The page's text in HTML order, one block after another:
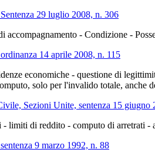
29 luglio 2008, n. 306
accompagnamento - Condizione -
14 aprile 2008, n. 115
economiche - questione di
solo per l'invalido totale, anche
Sezioni Unite, sentenza 15 giugno
limiti di reddito - computo di arretrati -
9 marzo 1992, n. 88